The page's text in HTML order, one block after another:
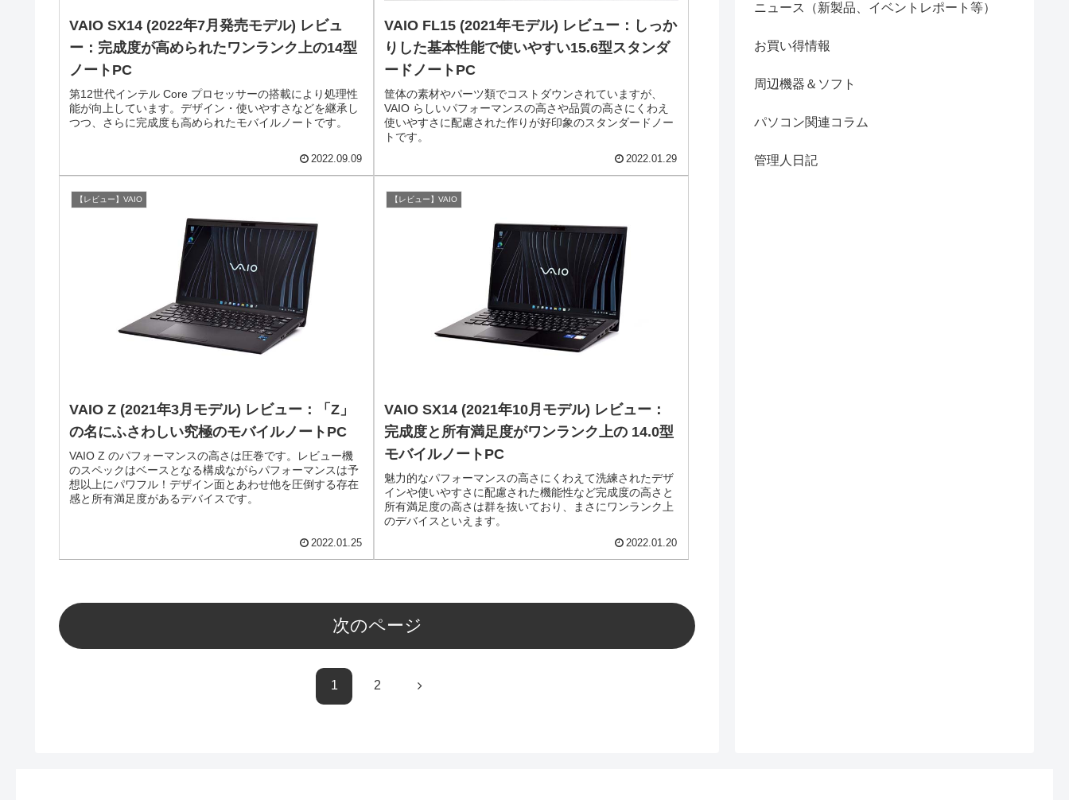
VAIO SX14 (2022年7月発売モデル) レビュ
ー：完成度が高められたワンランク上の14型
ノートPC
第12世代インテル Core プロセッサーの搭載により処理性
能が向上しています。デザイン・使いやすさなどを継承し
つつ、さらに完成度も高められたモバイルノートです。
2022.09.09
VAIO FL15 (2021年モデル) レビュー：しっか
りした基本性能で使いやすい15.6型スタンダ
ードノートPC
筐体の素材やパーツ類でコストダウンされていますが、
VAIO らしいパフォーマンスの高さや品質の高さにくわえ
使いやすさに配慮された作りが好印象のスタンダードノー
トです。
2022.01.29
【レビュー】VAIO
VAIO Z (2021年3月モデル) レビュー：「Z」
の名にふさわしい究極のモバイルノートPC
VAIO Z のパフォーマンスの高さは圧巻です。レビュー機
のスペックはベースとなる構成ながらパフォーマンスは予
想以上にパワフル！デザイン面とあわせ他を圧倒する存在
感と所有満足度があるデバイスです。
2022.01.25
【レビュー】VAIO
VAIO SX14 (2021年10月モデル) レビュー：
完成度と所有満足度がワンランク上の 14.0型
モバイルノートPC
魅力的なパフォーマンスの高さにくわえて洗練されたデザ
インや使いやすさに配慮された機能性など完成度の高さと
所有満足度の高さは群を抜いており、まさにワンランク上
のデバイスといえます。
2022.01.20
次のページ
1 2 次
ニュース（新製品、イベントレポート等）
お買い得情報
周辺機器＆ソフト
パソコン関連コラム
管理人日記